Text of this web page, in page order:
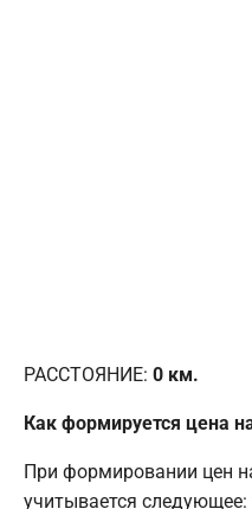
РАССТОЯНИЕ: 0 км.
Как формируется цена
При формировании цен
учитывается следующее: